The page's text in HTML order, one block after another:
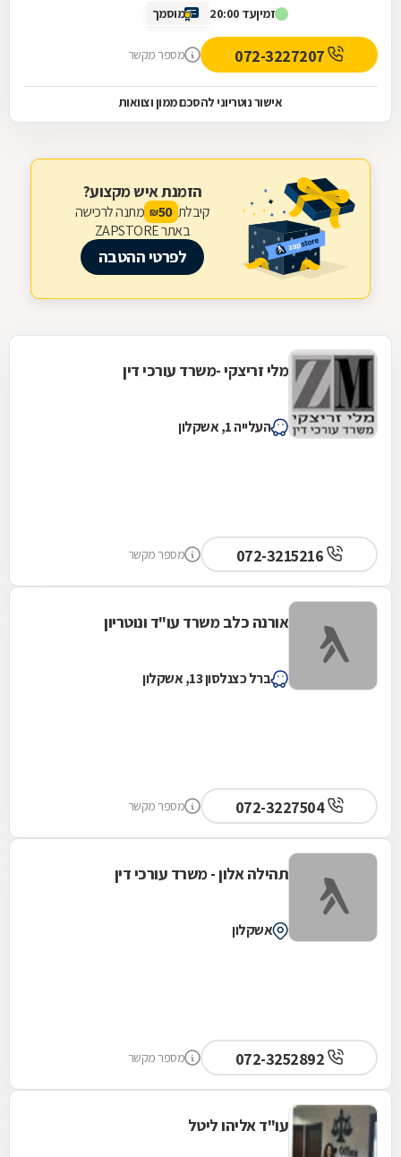
זמיןעד 20:00 מוסמך
מספר מקשר
אישור נוטריוני להסכם ממון וצוואות
הזמנת איש מקצוע?
קיבלת 50
₪ מתנה לרכישה
באתר ZAPSTORE
לפרטי ההטבה
מלי זריצקי -משרד עורכי דין
העלייה 1, אשקלון
מספר מקשר
אורנה כלב משרד עו"ד ונוטריון
ברל כצנלסון 13, אשקלון
072-3227504 מספר מקשר
תהילה אלון - משרד עורכי דין
אשקלון
מספר מקשר
עו"ד אליהו ליטל